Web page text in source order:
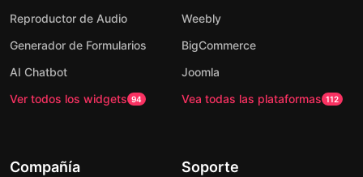
Reproductor de Audio
Generador de Formularios
AI Chatbot
Ver todos los widgets 94
Weebly
BigCommerce
Joomla
Vea todas las plataformas 112
Compañía Soporte